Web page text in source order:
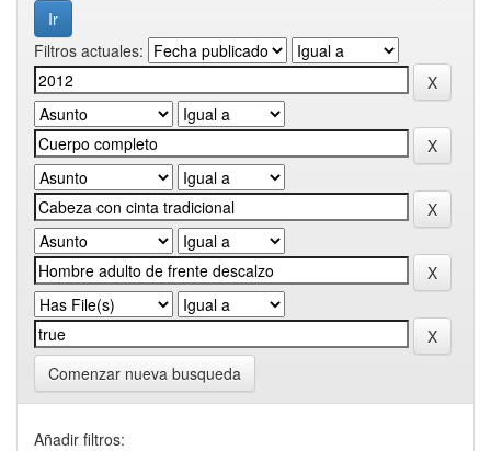
Filtros actuales:
Comenzar nueva busqueda
Añadir filtros: